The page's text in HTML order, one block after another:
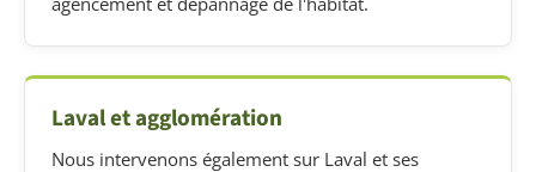
Laval et agglomération
Nous intervenons également sur Laval et ses